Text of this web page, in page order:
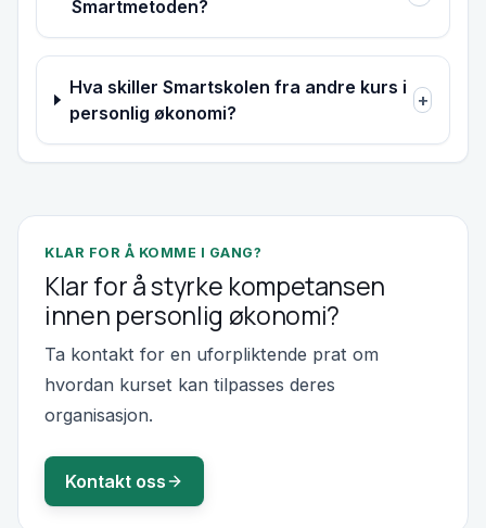
Smartmetoden?
Hva skiller Smartskolen fra andre kurs i
personlig økonomi?
+
KLAR FOR Å KOMME I GANG?
Klar for å styrke kompetansen
innen personlig økonomi?
Ta kontakt for en uforpliktende prat om
hvordan kurset kan tilpasses deres
organisasjon.
Kontakt oss